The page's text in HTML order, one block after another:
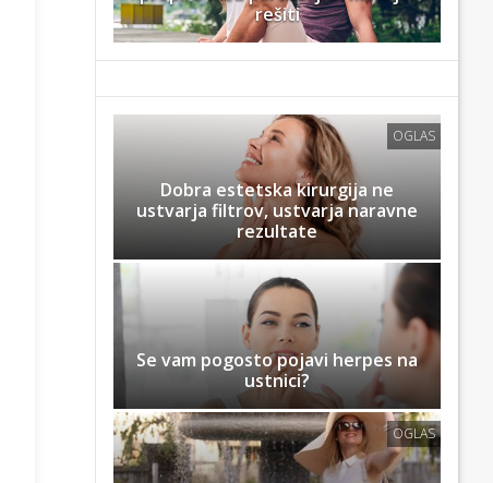
rešiti
OGLAS
Dobra estetska kirurgija ne
ustvarja filtrov, ustvarja naravne
rezultate
Se vam pogosto pojavi herpes na
ustnici?
OGLAS